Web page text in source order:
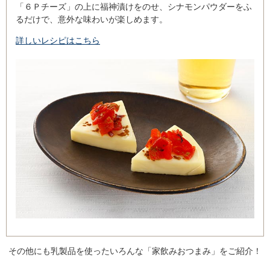
「６Ｐチーズ」の上に福神漬けをのせ、シナモンパウダーをふ
るだけで、意外な味わいが楽しめます。
詳しいレシピはこちら
その他にも乳製品を使ったいろんな「家飲みおつまみ」をご紹介！